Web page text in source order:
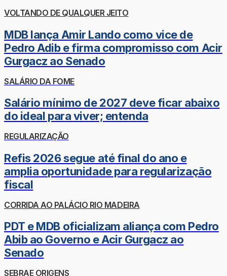
VOLTANDO DE QUALQUER JEITO
MDB lança Amir Lando como vice de
Pedro Adib e firma compromisso com Acir
Gurgacz ao Senado
SALÁRIO DA FOME
Salário mínimo de 2027 deve ficar abaixo
do ideal para viver; entenda
REGULARIZAÇÃO
Refis 2026 segue até final do ano e
amplia oportunidade para regularização
fiscal
CORRIDA AO PALÁCIO RIO MADEIRA
PDT e MDB oficializam aliança com Pedro
Abib ao Governo e Acir Gurgacz ao
Senado
SEBRAE ORIGENS